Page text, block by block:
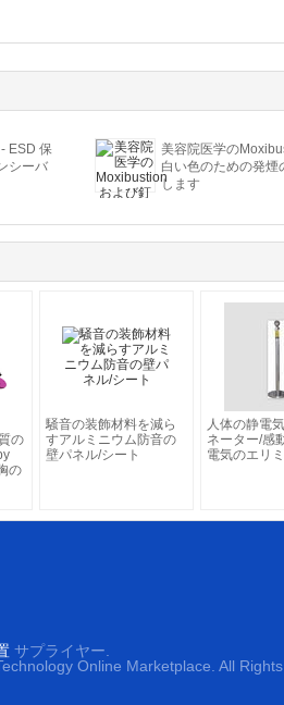
ESD 保
シーバ
美容院医学の
白い色のための発
します
の
の
騒音の装飾材料を減ら
すアルミニウム防音の
壁パネル/シート
人体の静電
ネーター/感
電気のエリ
サプライヤー.
Online Marketplace. All